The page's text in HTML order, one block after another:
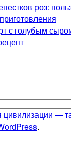
роз:
с голубым
цивилизации —
.